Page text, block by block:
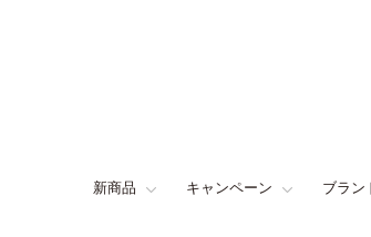
新商品 キャンペーン ブラン